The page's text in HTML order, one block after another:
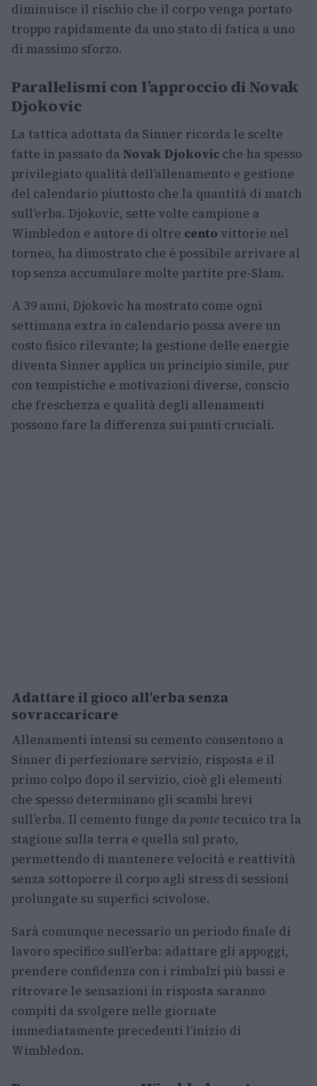
diminuisce il rischio che il corpo venga portato
troppo rapidamente da uno stato di fatica a uno
di massimo sforzo.
Parallelismi con l’approccio di Novak
Djokovic
La tattica adottata da Sinner ricorda le scelte
fatte in passato da Novak Djokovic che ha spesso
privilegiato qualità dell’allenamento e gestione
del calendario piuttosto che la quantità di match
sull’erba. Djokovic, sette volte campione a
Wimbledon e autore di oltre cento vittorie nel
torneo, ha dimostrato che è possibile arrivare al
top senza accumulare molte partite pre-Slam.
A 39 anni, Djokovic ha mostrato come ogni
settimana extra in calendario possa avere un
costo fisico rilevante; la gestione delle energie
diventa Sinner applica un principio simile, pur
con tempistiche e motivazioni diverse, conscio
che freschezza e qualità degli allenamenti
possono fare la differenza sui punti cruciali.
Adattare il gioco all’erba senza
sovraccaricare
Allenamenti intensi su cemento consentono a
Sinner di perfezionare servizio, risposta e il
primo colpo dopo il servizio, cioè gli elementi
che spesso determinano gli scambi brevi
sull’erba. Il cemento funge da ponte tecnico tra la
stagione sulla terra e quella sul prato,
permettendo di mantenere velocità e reattività
senza sottoporre il corpo agli stress di sessioni
prolungate su superfici scivolose.
Sarà comunque necessario un periodo finale di
lavoro specifico sull’erba: adattare gli appoggi,
prendere confidenza con i rimbalzi più bassi e
ritrovare le sensazioni in risposta saranno
compiti da svolgere nelle giornate
immediatamente precedenti l’inizio di
Wimbledon.